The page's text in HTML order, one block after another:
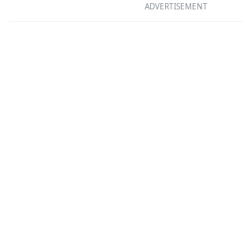
ADVERTISEMENT